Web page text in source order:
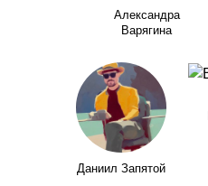
Александра
Варягина
Даниил Запятой